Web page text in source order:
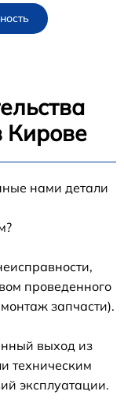
Кирове
нами детали
проведенного
запчасти).
выход из
техническим
эксплуатации.